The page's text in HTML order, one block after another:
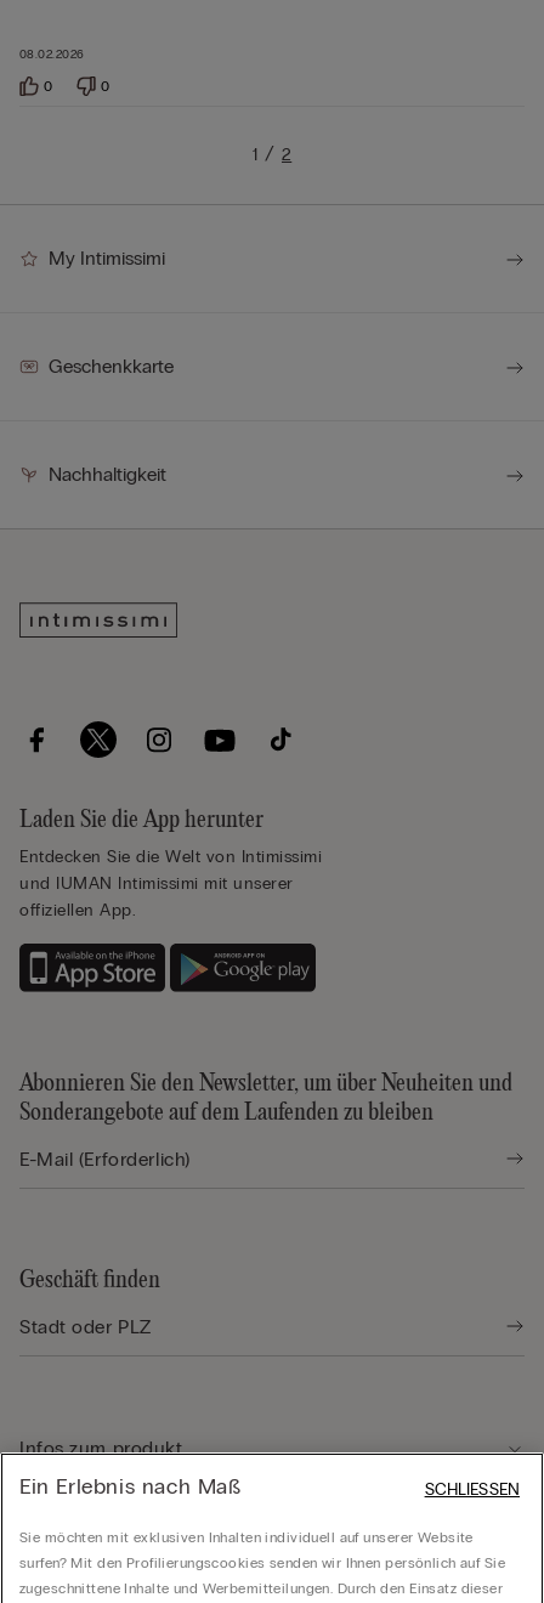
08.02.2026
0 0
1 2
My Intimissimi
Geschenkkarte
Nachhaltigkeit
Laden Sie die App herunter
Entdecken Sie die Welt von Intimissimi
und IUMAN Intimissimi mit unserer
offiziellen App.
Abonnieren Sie den Newsletter, um über Neuheiten und
Sonderangebote auf dem Laufenden zu bleiben
Geschäft finden
Infos zum produkt
Rechtliche Hinweise
Ein Erlebnis nach Maß
Sie möchten mit exklusiven Inhalten individuell auf unserer Website
surfen? Mit den Profilierungscookies senden wir Ihnen persönlich auf Sie
zugeschnittene Inhalte und Werbemitteilungen. Durch den Einsatz dieser
SCHLIESSEN